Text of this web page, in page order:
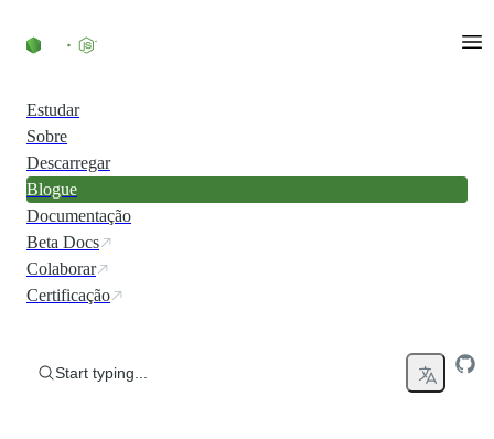
Estudar
Sobre
Descarregar
Blogue
Documentação
Beta Docs
Colaborar
Certificação
Start typing...